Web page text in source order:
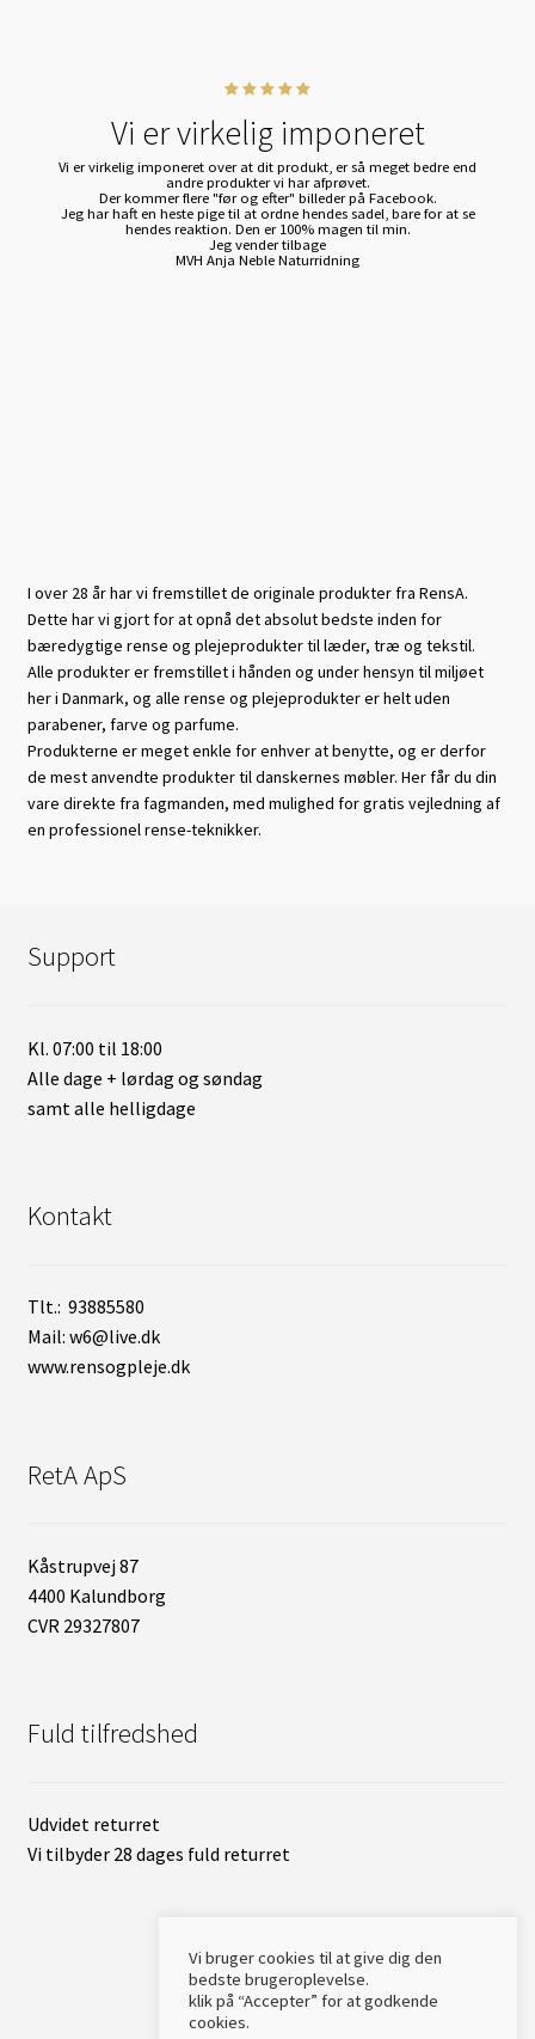
Vi er virkelig imponeret
Vi er virkelig imponeret over at dit produkt, er så meget bedre end
andre produkter vi har afprøvet.
Der kommer flere "før og efter" billeder på Facebook.
Jeg har haft en heste pige til at ordne hendes sadel, bare for at se
hendes reaktion. Den er 100% magen til min.
Jeg vender tilbage
MVH Anja Neble Naturridning
I over 28 år har vi fremstillet de originale produkter fra RensA.
Dette har vi gjort for at opnå det absolut bedste inden for
bæredygtige rense og plejeprodukter til læder, træ og tekstil.
Alle produkter er fremstillet i hånden og under hensyn til miljøet
her i Danmark, og alle rense og plejeprodukter er helt uden
parabener, farve og parfume.
Produkterne er meget enkle for enhver at benytte, og er derfor
de mest anvendte produkter til danskernes møbler. Her får du din
vare direkte fra fagmanden, med mulighed for gratis vejledning af
en professionel rense-teknikker.
Support
Kl. 07:00 til 18:00
Alle dage + lørdag og søndag
samt alle helligdage
Kontakt
Tlt.: 93885580
Mail: w6@live.dk
www.rensogpleje.dk
RetA ApS
Kåstrupvej 87
4400 Kalundborg
CVR 29327807
Fuld tilfredshed
Udvidet returret
Vi tilbyder 28 dages fuld returret
Vi bruger cookies til at give dig den
bedste brugeroplevelse.
klik på “Accepter” for at godkende
cookies.